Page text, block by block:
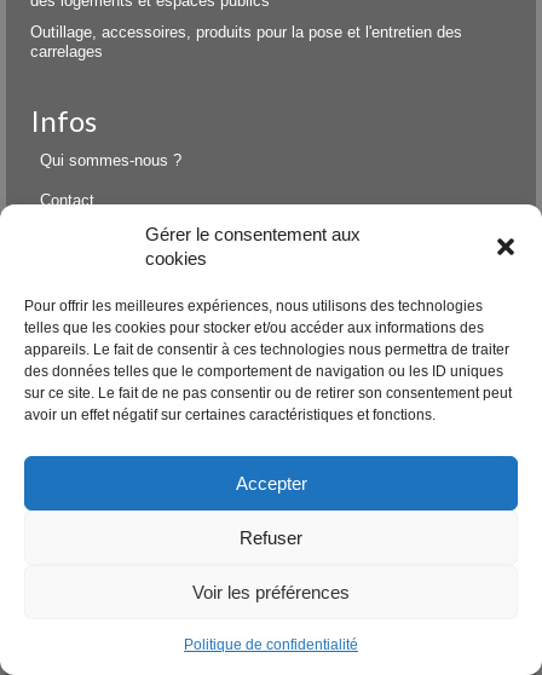
Gérer le consentement aux
cookies
Pour offrir les meilleures expériences, nous utilisons des technologies
telles que les cookies pour stocker et/ou accéder aux informations des
appareils. Le fait de consentir à ces technologies nous permettra de traiter
des données telles que le comportement de navigation ou les ID uniques
sur ce site. Le fait de ne pas consentir ou de retirer son consentement peut
avoir un effet négatif sur certaines caractéristiques et fonctions.
Accepter
Refuser
Voir les préférences
Politique de confidentialité
Outillage, accessoires, produits pour la pose et l'entretien des
carrelages
Infos
Qui sommes-nous ?
Contact
Conditions générales de vente
Questions fréquemment posées
News
Choix de la langue